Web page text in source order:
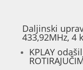
433,92MHz,
4
kanalni
količina
Daljinski
433,92MHz, 4
KPLAY